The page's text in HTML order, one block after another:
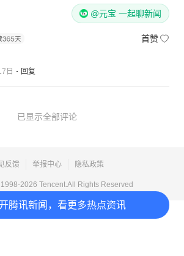
腾讯新闻，看更多热点资讯
@元宝 一起聊新闻
首赞
日 回复
已显示全部评论
反馈 举报中心 隐私政策
2026 Tencent.All Rights Reserved